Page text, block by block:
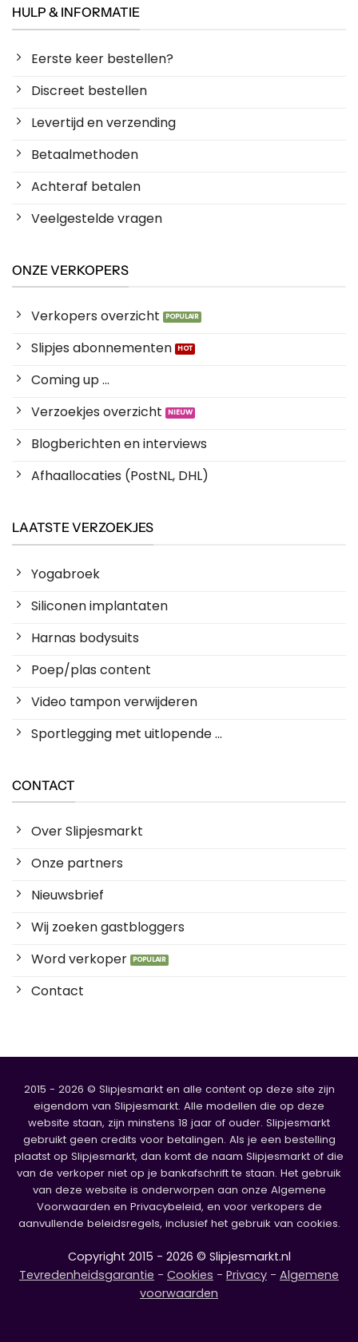
HULP & INFORMATIE
Eerste keer bestellen?
Discreet bestellen
Levertijd en verzending
Betaalmethoden
Achteraf betalen
Veelgestelde vragen
ONZE VERKOPERS
Verkopers overzicht
Slipjes abonnementen
Coming up ...
Verzoekjes overzicht
Blogberichten en interviews
Afhaallocaties (PostNL, DHL)
LAATSTE VERZOEKJES
Yogabroek
Siliconen implantaten
Harnas bodysuits
Poep/plas content
Video tampon verwijderen
Sportlegging met uitlopende ...
CONTACT
Over Slipjesmarkt
Onze partners
Nieuwsbrief
Wij zoeken gastbloggers
Word verkoper
Contact
2015 - 2026 © Slipjesmarkt en alle content op deze site zijn
eigendom van Slipjesmarkt. Alle modellen die op deze
website staan, zijn minstens 18 jaar of ouder. Slipjesmarkt
gebruikt geen credits voor betalingen. Als je een bestelling
plaatst op Slipjesmarkt, dan komt de naam Slipjesmarkt of die
van de verkoper niet op je bankafschrift te staan. Het gebruik
van deze website is onderworpen aan onze Algemene
Voorwaarden en Privacybeleid, en voor verkopers de
aanvullende beleidsregels, inclusief het gebruik van cookies.
Copyright 2015 - 2026 © Slipjesmarkt.nl
Tevredenheidsgarantie - Cookies - Privacy - Algemene
voorwaarden